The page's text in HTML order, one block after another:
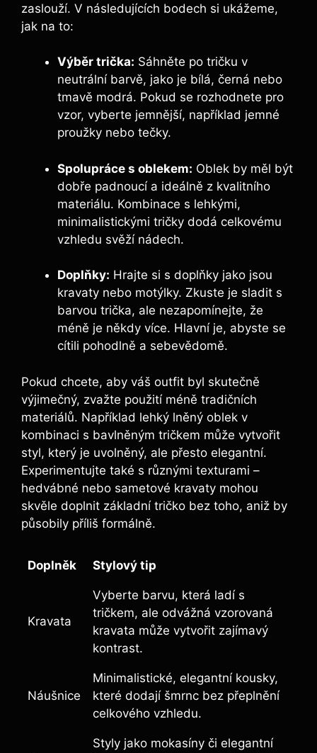
zaslouží. V následujících bodech si ukážeme,
jak na to:
Výběr trička: Sáhněte po tričku v
neutrální barvě, jako je bílá, černá nebo
tmavě modrá. Pokud se rozhodnete pro
vzor, vyberte jemnější, například jemné
proužky nebo tečky.
Spolupráce s oblekem: Oblek by měl být
dobře padnoucí a ideálně z kvalitního
materiálu. Kombinace s lehkými,
minimalistickými tričky dodá celkovému
vzhledu svěží nádech.
Doplňky: Hrajte si s doplňky jako jsou
kravaty nebo motýlky. Zkuste je sladit s
barvou trička, ale nezapomínejte, že
méně je někdy více. Hlavní je, abyste se
cítili pohodlně a sebevědomě.
Pokud chcete, aby váš outfit byl skutečně
výjimečný, zvažte použití méně tradičních
materiálů. Například lehký lněný oblek v
kombinaci s bavlněným tričkem může vytvořit
styl, který je uvolněný, ale přesto elegantní.
Experimentujte také s různými texturami –
hedvábné nebo sametové kravaty mohou
skvěle doplnit základní tričko bez toho, aniž by
působily příliš formálně.
Doplněk Stylový tip
Kravata
Vyberte barvu, která ladí s
tričkem, ale odvážná vzorovaná
kravata může vytvořit zajímavý
kontrast.
Náušnice
Minimalistické, elegantní kousky,
které dodají šmrnc bez přeplnění
celkového vzhledu.
Styly jako mokasíny či elegantní